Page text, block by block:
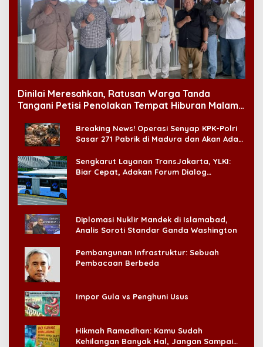
Dinilai Meresahkan, Ratusan Warga Tanda
Tangani Petisi Penolakan Tempat Hiburan Malam
Breaking News! Operasi Senyap KPK-Polri
Sasar 271 Pabrik di Madura dan Akan Ada
Sengkarut Layanan TransJakarta, YLKI:
Biar Cepat, Adakan Forum Dialog
Diplomasi Nuklir Mandek di Islamabad,
Analis Soroti Standar Ganda Washington
Pembangunan Infrastruktur: Sebuah
Pembacaan Berbeda
Impor Gula vs Penghuni Usus
Hikmah Ramadhan: Kamu Sudah
Kehilangan Banyak Hal, Jangan Sampai